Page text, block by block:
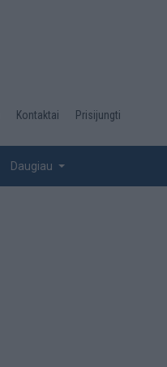
Kontaktai Prisijungti
Daugiau